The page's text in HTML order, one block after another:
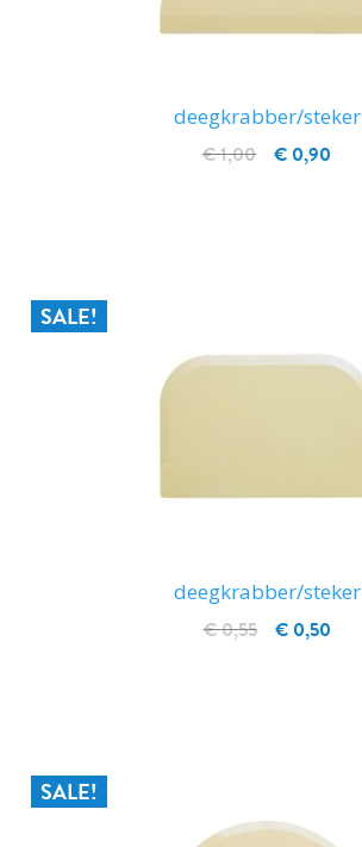
deegkrabber/steker
€ 0,90
€ 1,00
SALE!
deegkrabber/steker
€ 0,50
€ 0,55
SALE!